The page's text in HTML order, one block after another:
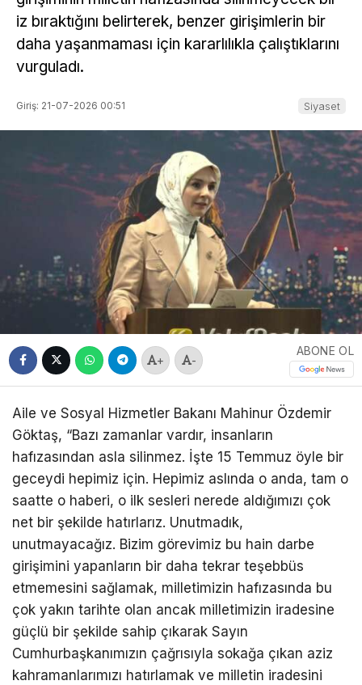
iz bıraktığını belirterek, benzer girişimlerin bir
daha yaşanmaması için kararlılıkla çalıştıklarını
vurguladı.
Giriş: 21-07-2026 00:51 Siyaset
+ -
ABONE OL
Aile ve Sosyal Hizmetler Bakanı Mahinur Özdemir
Göktaş, “Bazı zamanlar vardır, insanların
hafızasından asla silinmez. İşte 15 Temmuz öyle bir
geceydi hepimiz için. Hepimiz aslında o anda, tam o
saatte o haberi, o ilk sesleri nerede aldığımızı çok
net bir şekilde hatırlarız. Unutmadık,
unutmayacağız. Bizim görevimiz bu hain darbe
girişimini yapanların bir daha tekrar teşebbüs
etmemesini sağlamak, milletimizin hafızasında bu
çok yakın tarihte olan ancak milletimizin iradesine
güçlü bir şekilde sahip çıkarak Sayın
Cumhurbaşkanımızın çağrısıyla sokağa çıkan aziz
kahramanlarımızı hatırlamak ve milletin iradesini